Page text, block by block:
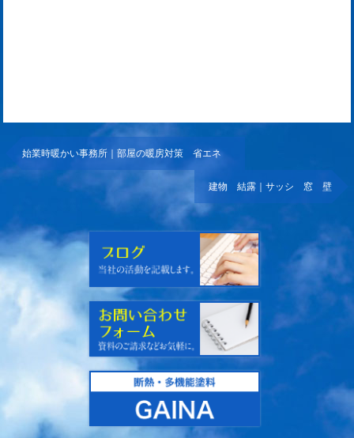
始業時暖かい事務所｜部屋の暖房対策 省エネ
建物 結露｜サッシ 窓 壁